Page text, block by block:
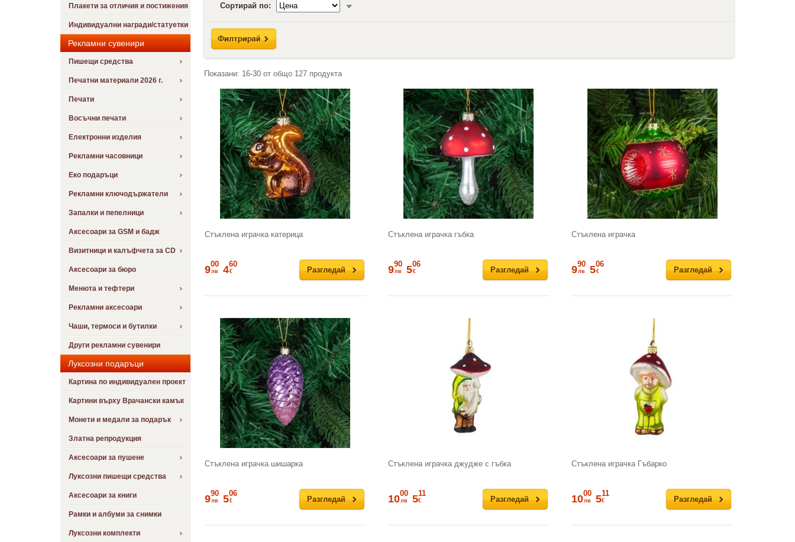
Плакети за отличия и постижения
Индивидуални награди/статуетки
Рекламни сувенири
Пишещи средства
Печатни материали 2026 г.
Печати
Восъчни печати
Електронни изделия
Рекламни часовници
Еко подаръци
Рекламни ключодържатели
Запалки и пепелници
Аксесоари за GSM и бадж
Визитници и калъфчета за CD
Аксесоари за бюро
Менюта и тефтери
Рекламни аксесоари
Чаши, термоси и бутилки
Други рекламни сувенири
Луксозни подаръци
Картина по индивидуален проект
Картини върху Врачански камък
Монети и медали за подарък
Златна репродукция
Аксесоари за пушене
Луксозни пишещи средства
Аксесоари за книги
Рамки и албуми за снимки
Луксозни комплекти
Сортирай по:
Показани: 16-30от общо 127продукта
Стъклена играчка катерица
Разгледай
900
лв 460
€
Стъклена играчка гъбка
Разгледай
990
лв 506
€
Стъклена играчка
Разгледай
990
лв 506
€
Стъклена играчка шишарка
Разгледай
990
лв 506
€
Стъклена играчка джудже с гъбка
Разгледай
1000
лв 511
€
Стъклена играчка Гъбарко
Разгледай
1000
лв 511
€